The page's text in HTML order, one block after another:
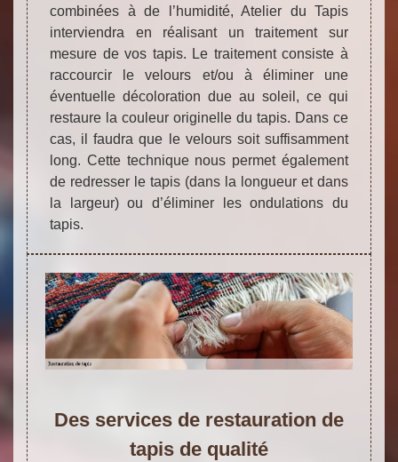
combinées à de l’humidité, Atelier du Tapis
interviendra en réalisant un traitement sur
mesure de vos tapis. Le traitement consiste à
raccourcir le velours et/ou à éliminer une
éventuelle décoloration due au soleil, ce qui
restaure la couleur originelle du tapis. Dans ce
cas, il faudra que le velours soit suffisamment
long. Cette technique nous permet également
de redresser le tapis (dans la longueur et dans
la largeur) ou d’éliminer les ondulations du
tapis.
Des services de restauration de
tapis de qualité